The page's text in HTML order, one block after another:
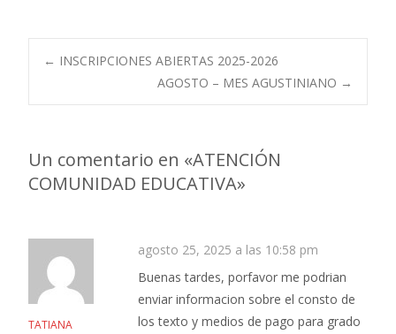
Navegación de
entradas
← INSCRIPCIONES ABIERTAS 2025-2026
AGOSTO – MES AGUSTINIANO →
Un comentario en «ATENCIÓN
COMUNIDAD EDUCATIVA»
TATIANA
agosto 25, 2025 a las 10:58 pm
Buenas tardes, porfavor me podrian
enviar informacion sobre el consto de
los texto y medios de pago para grado